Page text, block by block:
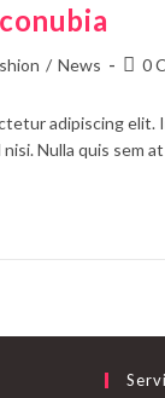
/ News 0
adipiscing elit.
Nulla quis sem